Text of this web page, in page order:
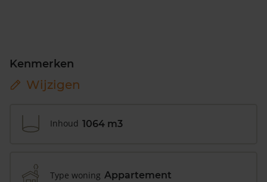
Kenmerken
Wijzigen
Inhoud 1064 m3
Type woning Appartement